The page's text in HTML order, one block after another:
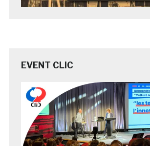
EVENT CLIC